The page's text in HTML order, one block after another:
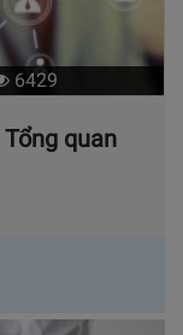
6429
quan